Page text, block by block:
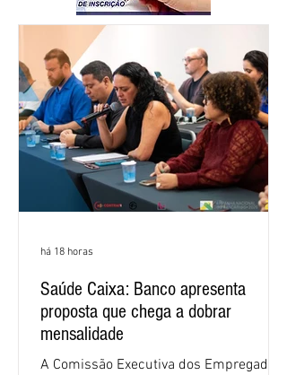
Saúde Caixa: Banco apresenta
proposta que chega a dobrar
mensalidade
A Comissão Executiva dos Empregados
há 18 horas